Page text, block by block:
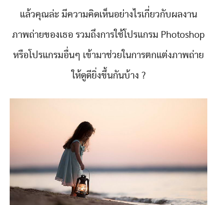
แล้วคุณล่ะ มีความคิดเห็นอย่างไรเกี่ยวกับผลงาน
ภาพถ่ายของเธอ รวมถึงการใช้โปรแกรม Photoshop
หรือโปรแกรมอื่นๆ เข้ามาช่วยในการตกแต่งภาพถ่าย
ให้ดูดียิ่งขึ้นกันบ้าง ?